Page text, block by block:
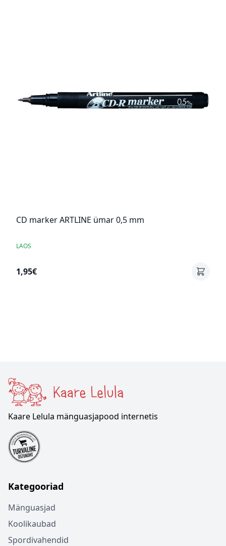
CD marker ARTLINE ümar 0,5 mm
LAOS
1,95€
Kaare Lelula mänguasjapood internetis
Kategooriad
Mänguasjad
Koolikaubad
Spordivahendid